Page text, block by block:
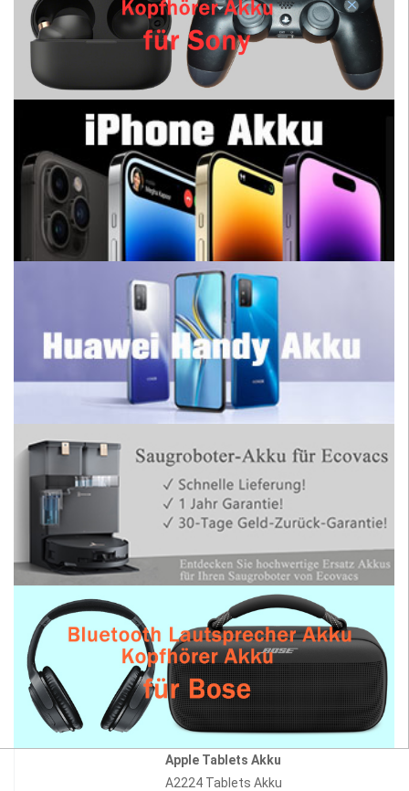
Apple Tablets Akku
A2224 Tablets Akku